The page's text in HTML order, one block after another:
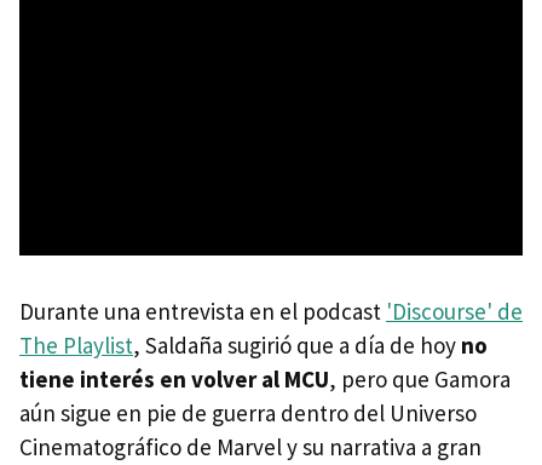
Durante una entrevista en el podcast 'Discourse' de
The Playlist, Saldaña sugirió que a día de hoy no
tiene interés en volver al MCU, pero que Gamora
aún sigue en pie de guerra dentro del Universo
Cinematográfico de Marvel y su narrativa a gran